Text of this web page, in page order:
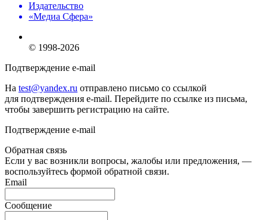
Издательство
«Медиа Сфера»
© 1998-2026
Подтверждение e-mail
На test@yandex.ru отправлено письмо со ссылкой
для подтверждения e-mail. Перейдите по ссылке из письма,
чтобы завершить регистрацию на сайте.
Подтверждение e-mail
Обратная связь
Если у вас возникли вопросы, жалобы или предложения, —
воспользуйтесь формой обратной связи.
Email
Сообщение